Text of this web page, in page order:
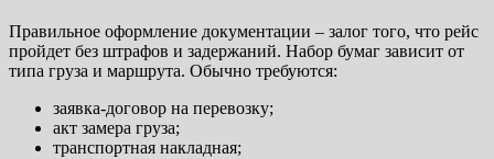
Правильное оформление документации – залог того, что рейс
пройдет без штрафов и задержаний. Набор бумаг зависит от
типа груза и маршрута. Обычно требуются:
заявка-договор на перевозку;
акт замера груза;
транспортная накладная;